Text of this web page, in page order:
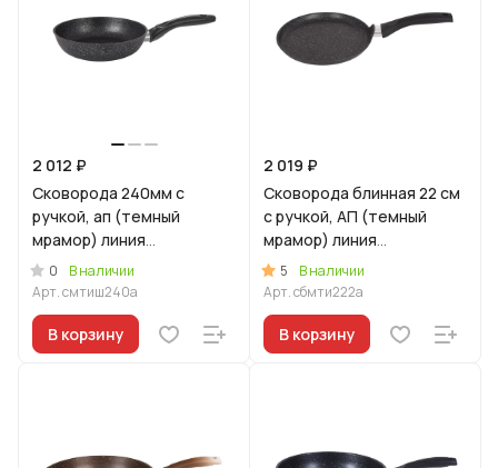
2 012 ₽
Сковорода 240мм с
ручкой, ап (темный
мрамор) линия
"Мраморная
Индукционная"
0
В наличии
Арт.смтиш240а
В корзину
2 019 ₽
Сковорода блинная 22 см
с ручкой, АП (темный
мрамор) линия
"Мраморная
Индукционная"
5
В наличии
Арт.сбмти222а
В корзину